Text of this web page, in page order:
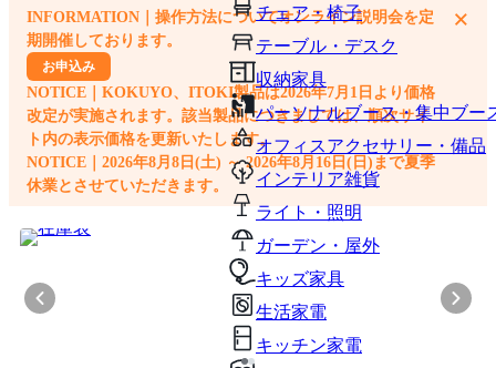
チェア・椅子
テーブル・デスク
収納家具
パーソナルブース・集中ブー
オフィスアクセサリー・備品
インテリア雑貨
ライト・照明
ガーデン・屋外
キッズ家具
生活家電
キッチン家電
他のサイトで見つけた商品ページのURLを貼り付けて、カートに追加できます
INFORMATION｜操作方法についてオンライン説明会を定
期開催しております。
お申込み
NOTICE｜KOKUYO、ITOKI製品は2026年7月1日より価格
改定が実施されます。該当製品につきましては、順次サイ
ト内の表示価格を更新いたします。
NOTICE｜2026年8月8日(土) ～ 2026年8月16日(日)まで夏季
休業とさせていただきます。
×